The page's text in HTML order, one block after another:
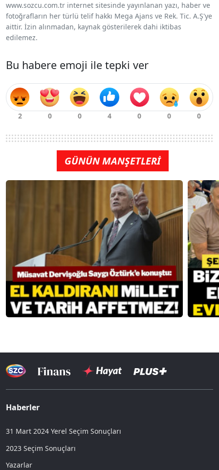
www.sozcu.com.tr internet sitesinde yayınlanan yazı, haber ve
fotoğrafların her türlü telif hakkı Mega Ajans ve Rek. Tic. A.Ş'ye
aittir. İzin alınmadan, kaynak gösterilerek dahi iktibas
edilemez.
Bu habere emoji ile tepki ver
GÜNÜN MANŞETLERİ
Haberler
31 Mart 2024 Yerel Seçim Sonuçları
2023 Seçim Sonuçları
Yazarlar